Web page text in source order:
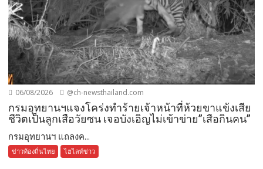
06/08/2026 @ch-newsthailand.com
กรมอุทยานฯแจงโคร่งทำร้ายเจ้าหน้าที่ห้วยขาแข้งเสีย
ชีวิตเป็นลูกเสือวัยซน เจอบังเอิญไม่เข้าข่าย”เสือกินคน”
กรมอุทยานฯ แถลงค...
ข่าวท้องถิ่นไทย ไฮไลท์ข่าว